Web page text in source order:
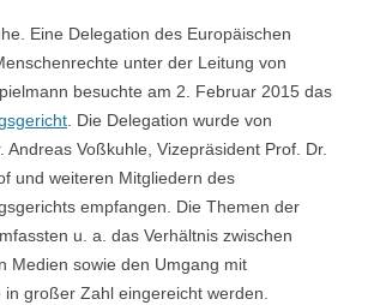
Eine Delegation des Europäischen
unter der Leitung von
besuchte am 2. Februar 2015 das
. Die Delegation wurde von
Andreas Voßkuhle, Vizepräsident Prof. Dr.
und weiteren Mitgliedern des
empfangen. Die Themen der
u. a. das Verhältnis zwischen
Medien sowie den Umgang mit
großer Zahl eingereicht werden.